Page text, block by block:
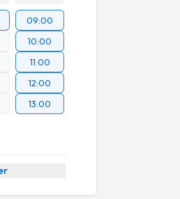
09:00
10:00
11:00
12:00
13:00